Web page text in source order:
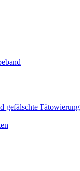
gefälschte Tätowierung